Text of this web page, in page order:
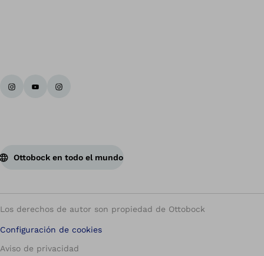
Ottobock en todo el mundo
Los derechos de autor son propiedad de Ottobock
Configuración de cookies
Aviso de privacidad